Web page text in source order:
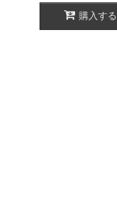
購入する